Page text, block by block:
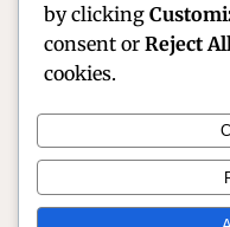
Official Site of
Motorsport Profile
by clicking
consent or Reject All
cookies.